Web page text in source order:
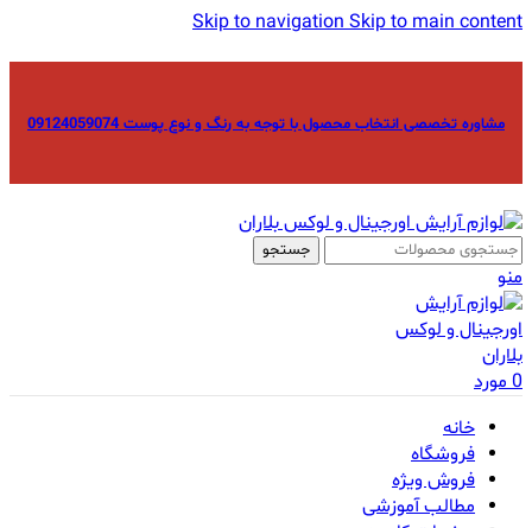
Skip to navigationSkip to main content
مشاوره تخصصی انتخاب محصول با توجه به رنگ و نوع پوست 09124059074
جستجو
منو
0مورد
خانه
فروشگاه
فروش ویژه
مطالب آموزشی